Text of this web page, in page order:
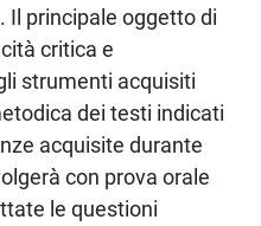
Il principale oggetto di
critica e
strumenti acquisiti
dei testi indicati
acquisite durante
con prova orale
le questioni